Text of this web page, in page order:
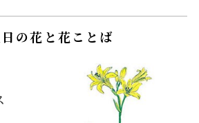
の花と花ことば